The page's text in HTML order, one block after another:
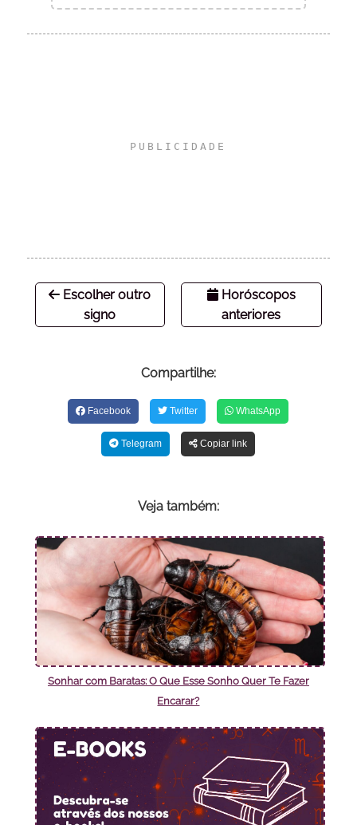
Escolher outro
signo
Horóscopos
anteriores
Compartilhe:
Facebook Twitter WhatsApp
Telegram Copiar link
Veja também:
Sonhar com Baratas: O Que Esse Sonho Quer Te Fazer
Encarar?